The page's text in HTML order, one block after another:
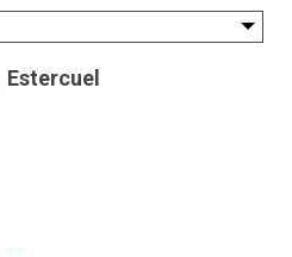
Estercuel